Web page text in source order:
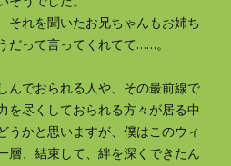
それを聞いたお兄ちゃんもお姉ち
だって言ってくれてて……。
んでおられる人や、その最前線で
を尽くしておられる方々が居る中
うかと思いますが、僕はこのウィ
層、結束して、絆を深くできたん